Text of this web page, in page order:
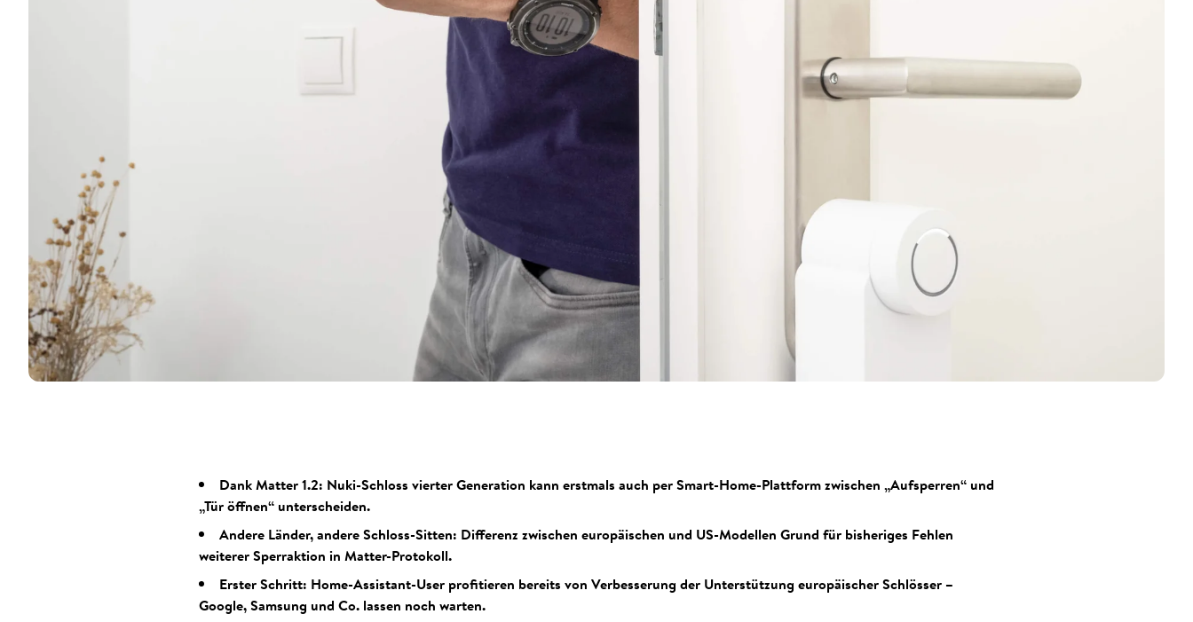
Dank Matter 1.2: Nuki-Schloss vierter Generation kann erstmals auch per Smart-Home-Plattform zwischen „Aufsperren“ und
„Tür öffnen“ unterscheiden.
Andere Länder, andere Schloss-Sitten: Differenz zwischen europäischen und US-Modellen Grund für bisheriges Fehlen
weiterer Sperraktion in Matter-Protokoll.
Erster Schritt: Home-Assistant-User profitieren bereits von Verbesserung der Unterstützung europäischer Schlösser –
Google, Samsung und Co. lassen noch warten.